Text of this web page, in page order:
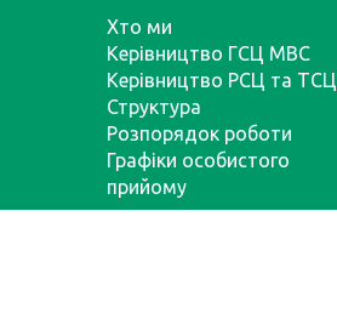
Хто ми
Керівництво ГСЦ МВС
Керівництво РСЦ та ТСЦ
Структура
Розпорядок роботи
Графіки особистого
прийому